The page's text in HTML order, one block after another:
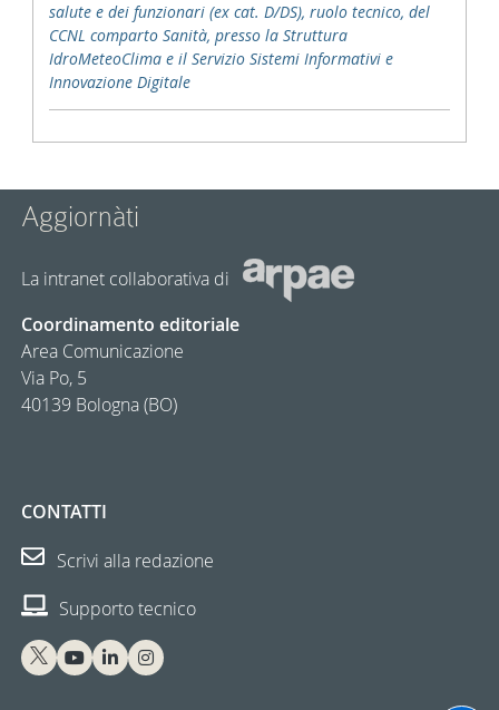
salute e dei funzionari (ex cat. D/DS), ruolo tecnico, del
CCNL comparto Sanità, presso la Struttura
IdroMeteoClima e il Servizio Sistemi Informativi e
Innovazione Digitale
Aggiornàti
La intranet collaborativa di
Coordinamento editoriale
Area Comunicazione
Via Po, 5
40139 Bologna (BO)
CONTATTI
Scrivi alla redazione
Supporto tecnico